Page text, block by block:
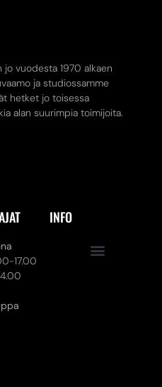
vuodesta 1970 alkaen
ja studiossamme
hetket jo toisessa
alan suurimpia toimijoita.
17.00
INFO